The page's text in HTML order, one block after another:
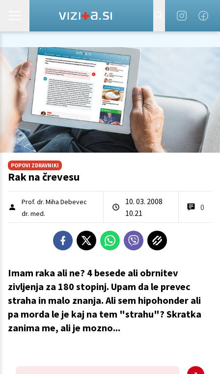
POPOVI ZDRAVNIKI
Rak na črevesu
Prof. dr. Miha Debevec
dr. med.
10. 03. 2008
10.21
0
Imam raka ali ne? 4 besede ali obrnitev
zivljenja za 180 stopinj. Upam da le prevec
straha in malo znanja. Ali sem hipohonder ali
pa morda le je kaj na tem "strahu"? Skratka
zanima me, ali je mozno...